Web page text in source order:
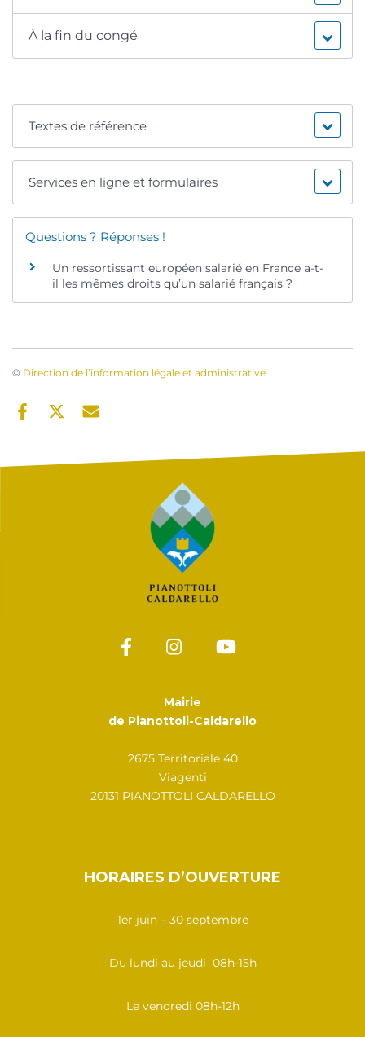
À la fin du congé
Textes de référence
Services en ligne et formulaires
Questions ? Réponses !
Un ressortissant européen salarié en France a-t-
il les mêmes droits qu’un salarié français ?
© Direction de l’information légale et administrative
Mairie
de Pianottoli-Caldarello
2675 Territoriale 40
Viagenti
20131 PIANOTTOLI CALDARELLO
HORAIRES D’OUVERTURE
1er juin – 30 septembre
Du lundi au jeudi 08h-15h
Le vendredi 08h-12h